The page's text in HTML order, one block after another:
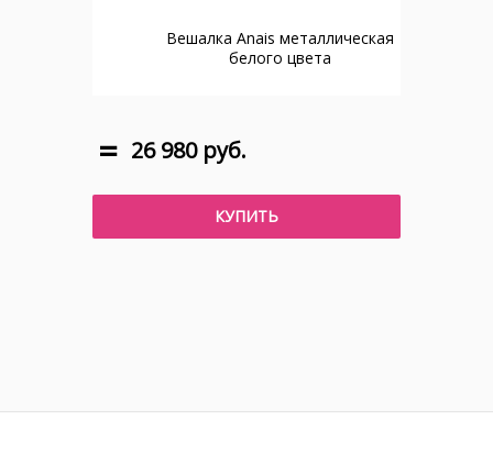
Вешалка Anais металлическая
белого цвета
26 980 руб.
КУПИТЬ